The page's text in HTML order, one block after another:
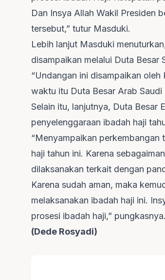
Dan Insya Allah Wakil Presiden
tersebut,” tutur Masduki.
Lebih lanjut Masduki
disampaikan melalui Duta Besar
“Undangan ini disampaikan
waktu itu Duta Besar Arab
Selain itu, lanjutnya, Duta Besar
penyelenggaraan ibadah haji
“Menyampaikan perkembangan
haji tahun ini. Karena
dilaksanakan terkait dengan
Karena sudah aman, maka
melaksanakan ibadah haji ini.
prosesi ibadah haji,” pungkasnya.
(Dede Rosyadi)